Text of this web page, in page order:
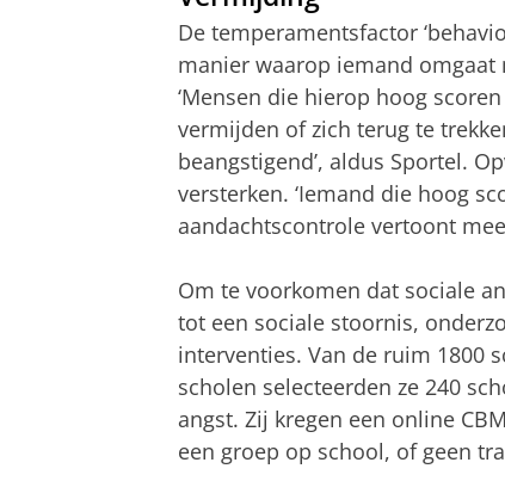
De temperamentsfactor
manier waarop iemand
‘Mensen die hierop hoog
vermijden of zich terug te
beangstigend’, aldus Sportel.
versterken. ‘Iemand die hoog
aandachtscontrole vertoont
Om te voorkomen dat sociale
tot een sociale stoornis,
interventies. Van de ruim 1800
scholen selecteerden ze 240
angst. Zij kregen een online
een groep op school, of geen